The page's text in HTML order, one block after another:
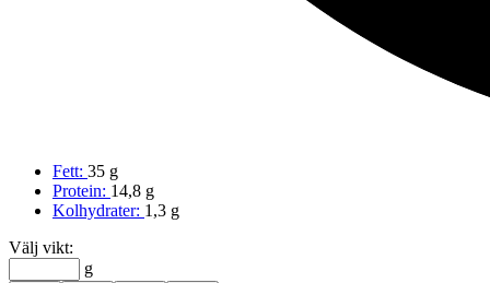
Fett: 35 g
Protein: 14,8 g
Kolhydrater: 1,3 g
Välj vikt:
g